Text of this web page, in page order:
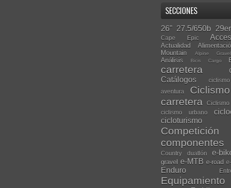
SECCIONES
26" 27.5/650b 29er
Cape Epic
Actualidad
Mountain
Alpine
Análisis Bicis Cargo
carretera
Catálogos
aventura
carretera
Ciclismo
ciclismo urbano
cicloturismo
Competición
componentes
Country duatlón e-
gravel e-MTB e-road
Enduro
Equipamiento